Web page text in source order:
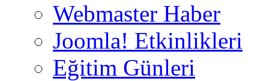
Webmaster Haber
Joomla! Etkinlikleri
Eğitim Günleri